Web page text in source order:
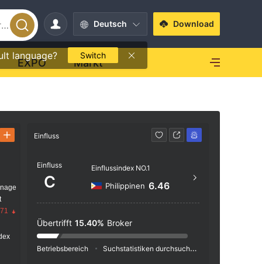
Deutsch
language? Switch
Download
EXPO Markt
Einfluss
Einfluss
C
Einflussindex NO.1
Philippinen 6.46
Übertrifft 15.40% Broker
Betriebsbereich Suchstatistiken durchsuchen